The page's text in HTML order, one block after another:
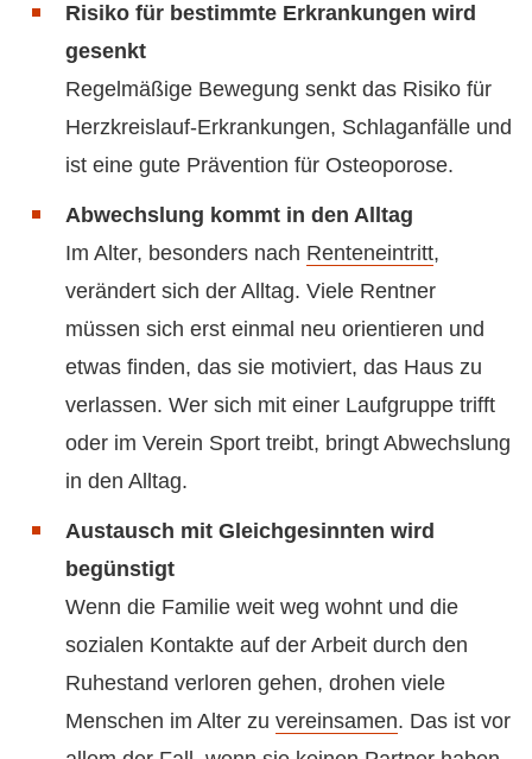
Risiko für bestimmte Erkrankungen wird
gesenkt
Regelmäßige Bewegung senkt das Risiko für
Herzkreislauf-Erkrankungen, Schlaganfälle und
ist eine gute Prävention für Osteoporose.
Abwechslung kommt in den Alltag
Im Alter, besonders nach Renteneintritt,
verändert sich der Alltag. Viele Rentner
müssen sich erst einmal neu orientieren und
etwas finden, das sie motiviert, das Haus zu
verlassen. Wer sich mit einer Laufgruppe trifft
oder im Verein Sport treibt, bringt Abwechslung
in den Alltag.
Austausch mit Gleichgesinnten wird
begünstigt
Wenn die Familie weit weg wohnt und die
sozialen Kontakte auf der Arbeit durch den
Ruhestand verloren gehen, drohen viele
Menschen im Alter zu vereinsamen. Das ist vor